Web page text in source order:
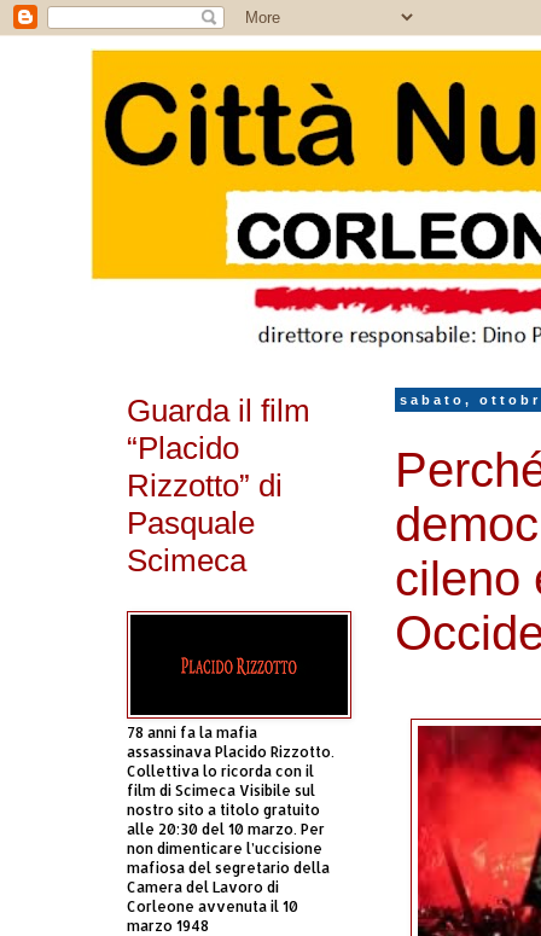
sabato,
cileno
Guarda il film
“Placido
Rizzotto” di
Pasquale
Scimeca
78 anni fa la mafia
assassinava Placido Rizzotto.
Collettiva lo ricorda con il
film di Scimeca Visibile sul
nostro sito a titolo gratuito
alle 20:30 del 10 marzo. Per
non dimenticare l’uccisione
mafiosa del segretario della
Camera del Lavoro di
Corleone avvenuta il 10
marzo 1948